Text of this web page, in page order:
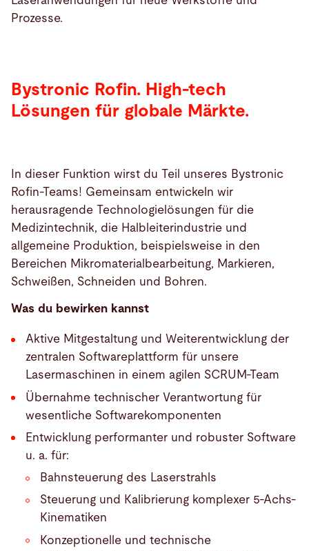
Prozesse.
Bystronic Rofin. High-tech
Lösungen für globale Märkte.
In dieser Funktion wirst du Teil unseres Bystronic
Rofin-Teams! Gemeinsam entwickeln wir
herausragende Technologielösungen für die
Medizintechnik, die Halbleiterindustrie und
allgemeine Produktion, beispielsweise in den
Bereichen Mikromaterialbearbeitung, Markieren,
Schweißen, Schneiden und Bohren.
Was du bewirken kannst
Aktive Mitgestaltung und Weiterentwicklung der
zentralen Softwareplattform für unsere
Lasermaschinen in einem agilen SCRUM-Team
Übernahme technischer Verantwortung für
wesentliche Softwarekomponenten
Entwicklung performanter und robuster Software
u. a. für:
Bahnsteuerung des Laserstrahls
Steuerung und Kalibrierung komplexer 5‑Achs-
Kinematiken
Konzeptionelle und technische